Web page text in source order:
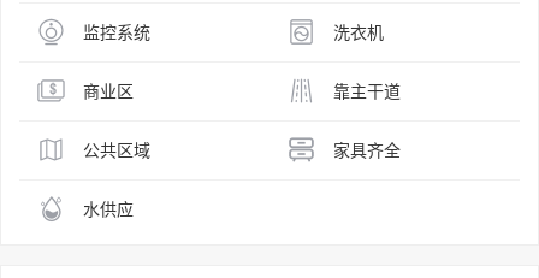
监控系统 洗衣机
商业区 靠主干道
公共区域 家具齐全
水供应